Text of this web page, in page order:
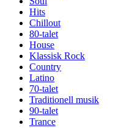
Hits
Chillout
80-talet
House
Klassisk Rock
Country
Latino
70-talet
Traditionell musik
90-talet
Trance